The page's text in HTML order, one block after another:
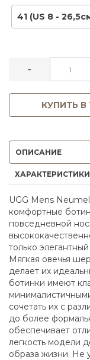
41 (US 8 -
-
КУПИТЬ В
ОПИСАНИЕ
ХАРАКТЕРИСТИКИ
UGG Mens
комфортные
повседневной
только
Мягкая овечья
делает их
ботинки имеют
сочетать их с
до более
обеспечивает
легкость модели
образа жизни. Не